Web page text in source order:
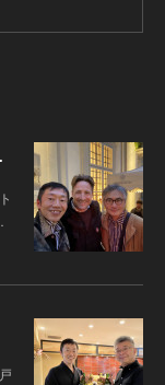
ペアリングの会